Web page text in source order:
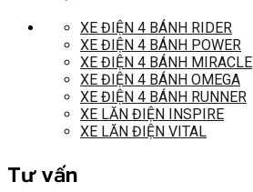
XE ĐIỆN 4 BÁNH RIDER
XE ĐIỆN 4 BÁNH POWER
XE ĐIỆN 4 BÁNH MIRACLE
XE ĐIỆN 4 BÁNH OMEGA
XE ĐIỆN 4 BÁNH RUNNER
XE LĂN ĐIỆN INSPIRE
XE LĂN ĐIỆN VITAL
Tư vấn